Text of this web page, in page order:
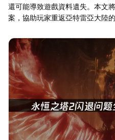
還可能導致遊戲資料遺失。本文
案，協助玩家重返亞特雷亞大陸的